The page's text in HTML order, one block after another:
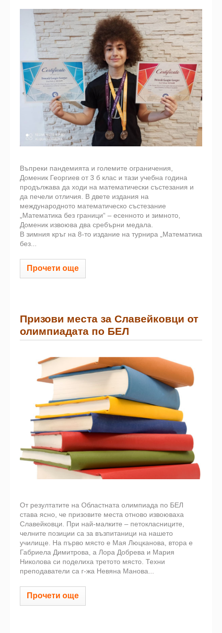
Въпреки пандемията и големите ограничения,
Доменик Георгиев от 3 б клас и тази учебна година
продължава да ходи на математически състезания и
да печели отличия. В двете издания на
международното математическо състезание
„Математика без граници“ – есенното и зимното,
Доменик извоюва два сребърни медала.
В зимния кръг на 8-то издание на турнира „Математика
без...
Прочети още
Призови места за Славейковци от
олимпиадата по БЕЛ
От резултатите на Областната олимпиада по БЕЛ
става ясно, че призовите места отново извоюваха
Славейковци. При най-малките – петокласниците,
челните позиции са за възпитаници на нашето
училище. На първо място е Мая Люцканова, втора е
Габриела Димитрова, а Лора Добрева и Мария
Николова си поделиха третото място. Техни
преподаватели са г-жа Невяна Манова...
Прочети още